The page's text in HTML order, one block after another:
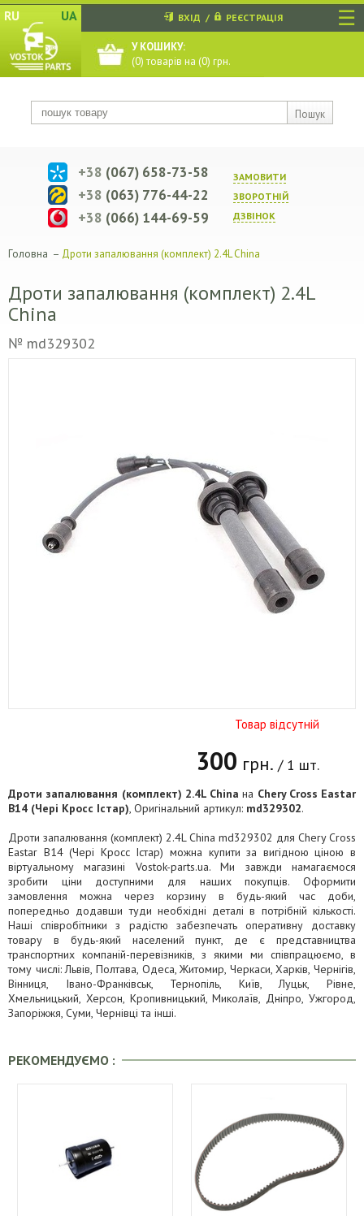
☰
RU UA
Пошук
ВХІД / РЕЄСТРАЦІЯ
У КОШИКУ:
(0) товарів на (0) грн.
ЗАМОВИТИ
ЗВОРОТНIЙ
ДЗВIНОК
+38 (067) 658-73-58
+38 (063) 776-44-22
+38 (066) 144-69-59
Головна – Дроти запалювання (комплект) 2.4L China
Дроти запалювання (комплект) 2.4L
China
№ md329302
Товар відсутній
300 грн. / 1 шт.
Дроти запалювання (комплект) 2.4L China на Chery Cross Eastar
B14 (Чері Кросс Істар), Оригінальний артикул: md329302.
Дроти запалювання (комплект) 2.4L China md329302 для Chery Cross
Eastar B14 (Чері Кросс Істар) можна купити за вигідною ціною в
віртуальному магазині Vostok-parts.ua. Ми завжди намагаємося
зробити ціни доступними для наших покупців. Оформити
замовлення можна через корзину в будь-який час доби,
попередньо додавши туди необхідні деталі в потрібній кількості.
Наші співробітники з радістю забезпечать оперативну доставку
товару в будь-який населений пункт, де є представництва
транспортних компаній-перевізників, з якими ми співпрацюємо, в
тому числі: Львів, Полтава, Одеса, Житомир, Черкаси, Харків, Чернігів,
Вінниця, Івано-Франківськ, Тернопіль, Київ, Луцьк, Рівне,
Хмельницький, Херсон, Кропивницький, Миколаїв, Дніпро, Ужгород,
Запоріжжя, Суми, Чернівці та інші.
РЕКОМЕНДУЄМО :